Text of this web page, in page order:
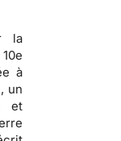
la
à
un
et